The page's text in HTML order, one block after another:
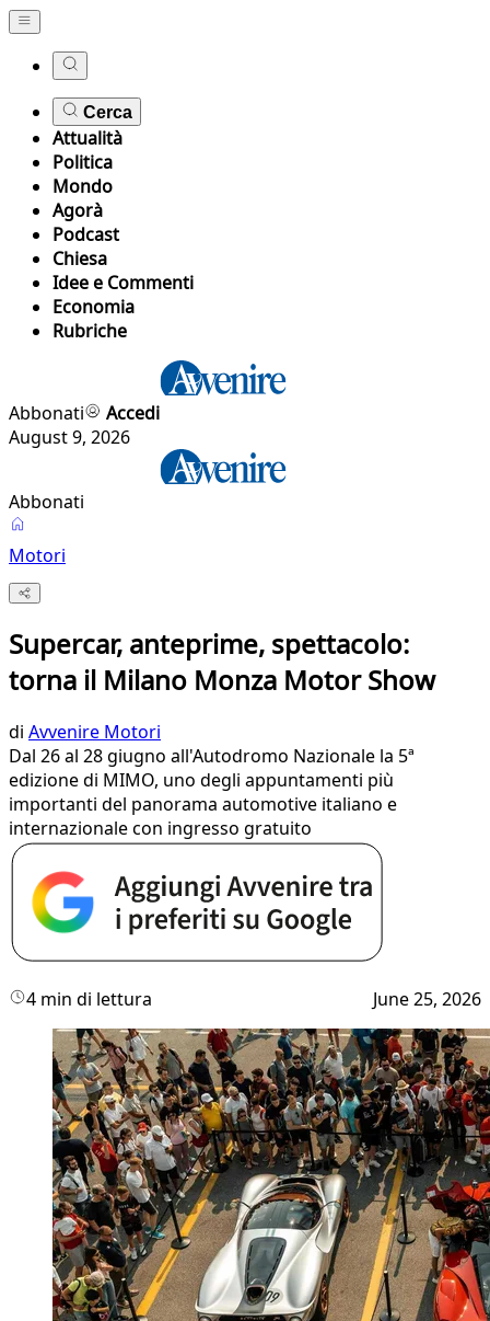
Cerca
Attualità
Politica
Mondo
Agorà
Podcast
Chiesa
Idee e Commenti
Economia
Rubriche
Abbonati
Accedi
August 9, 2026
Abbonati
Motori
Supercar, anteprime, spettacolo:
torna il Milano Monza Motor Show
di Avvenire Motori
Dal 26 al 28 giugno all'Autodromo Nazionale la 5ª
edizione di MIMO, uno degli appuntamenti più
importanti del panorama automotive italiano e
internazionale con ingresso gratuito
4 min di lettura June 25, 2026